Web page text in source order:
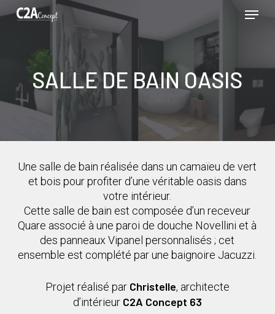
Passer
principal
Menu
SALLE DE BAIN OASIS
Une salle de bain réalisée dans un camaïeu de vert
et bois pour profiter d’une véritable oasis dans
votre intérieur.
Cette salle de bain est composée d’un receveur
Quare associé à une paroi de douche Novellini et à
des panneaux Vipanel personnalisés ; cet
ensemble est complété par une baignoire Jacuzzi.
Projet réalisé par Christelle, architecte
d’intérieur C2A Concept 63
menu